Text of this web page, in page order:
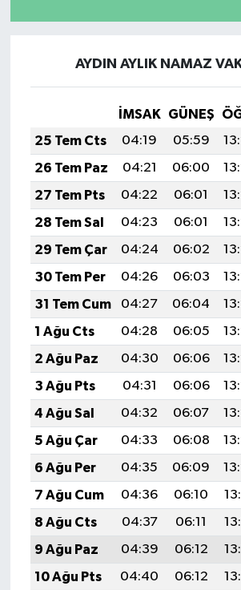
AYDIN AYLIK NAMAZ
İMSAK GÜNEŞ
25 Tem Cts
04:19 05:59
26 Tem Paz
04:21 06:00
27 Tem Pts
04:22 06:01
28 Tem Sal
04:23 06:01
29 Tem Çar
04:24 06:02
30 Tem Per
04:26 06:03
31 Tem Cum
04:27 06:04
1 Ağu Cts
04:28 06:05
2 Ağu Paz
04:30 06:06
3 Ağu Pts
04:31 06:06
4 Ağu Sal
04:32 06:07
5 Ağu Çar
04:33 06:08
6 Ağu Per
04:35 06:09
7 Ağu Cum
04:36 06:10
8 Ağu Cts
04:37 06:11
9 Ağu Paz
04:39 06:12
10 Ağu Pts
04:40 06:12